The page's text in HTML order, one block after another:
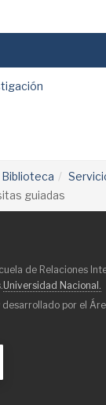
Biblioteca
guiadas
de Relaciones
Universidad Nacional.
por el